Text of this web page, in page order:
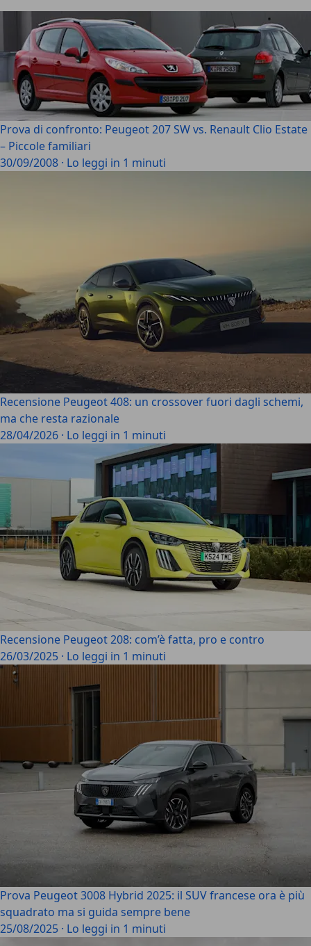
Prova di confronto: Peugeot 207 SW vs. Renault Clio Estate
– Piccole familiari
30/09/2008 · Lo leggi in 1 minuti
Recensione Peugeot 408: un crossover fuori dagli schemi,
ma che resta razionale
28/04/2026 · Lo leggi in 1 minuti
Recensione Peugeot 208: com’è fatta, pro e contro
26/03/2025 · Lo leggi in 1 minuti
Prova Peugeot 3008 Hybrid 2025: il SUV francese ora è più
squadrato ma si guida sempre bene
25/08/2025 · Lo leggi in 1 minuti